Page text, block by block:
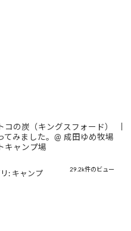
コの炭（キングスフォード）
てみました。@ 成田ゆめ牧場
キャンプ場
29.2k件のビュー
: キャンプ